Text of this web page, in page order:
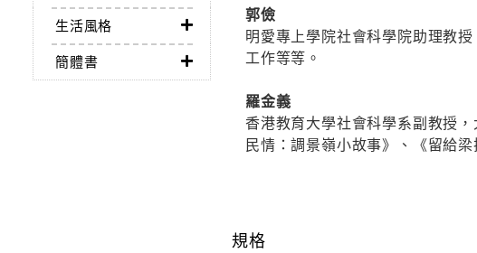
生活風格
簡體書
郭儉
明愛專上學院社會科學院助理教
工作等等。
羅金義
香港教育大學社會科學系副教授
民情：調景嶺小故事》、《留給
規格